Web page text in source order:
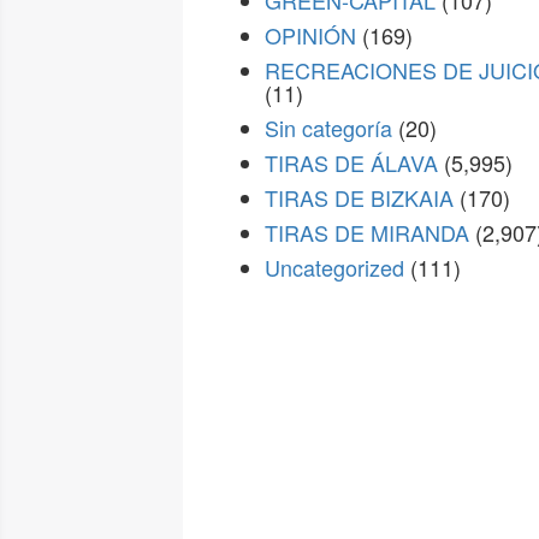
OPINIÓN (169)
RECREACIONES DE
(11)
Sin categoría (20)
TIRAS DE ÁLAVA (5,995)
TIRAS DE BIZKAIA (170)
TIRAS DE MIRANDA
Uncategorized (111)